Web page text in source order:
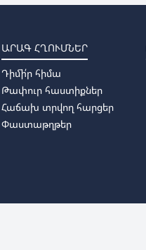
ԱՐԱԳ ՀՂՈՒՄՆԵՐ
Դիմի՛ր հիմա
Թափուր հաստիքներ
Հաճախ տրվող հարցեր
Փաստաթղթեր